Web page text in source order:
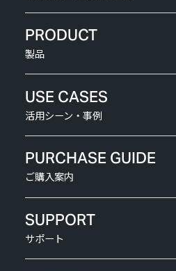
PRODUCT
製品
USE CASES
活用シーン・事例
PURCHASE GUIDE
ご購入案内
SUPPORT
サポート